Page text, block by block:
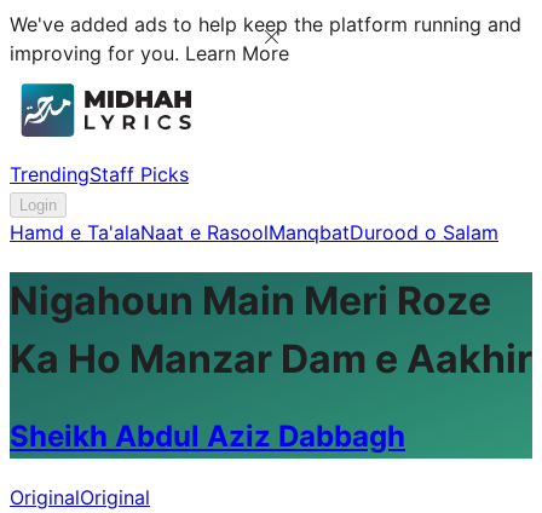
We've added ads to help keep the platform running and
improving for you. Learn More
TrendingStaff Picks
Login
Hamd e Ta'alaNaat e RasoolManqbatDurood o Salam
Nigahoun Main Meri Roze
Ka Ho Manzar Dam e Aakhir
Sheikh Abdul Aziz Dabbagh
OriginalOriginal